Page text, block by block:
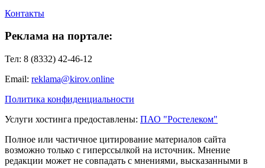
Контакты
Реклама на портале:
Тел: 8 (8332) 42-46-12
Email: reklama@kirov.online
Политика конфиденциальности
Услуги хостинга предоставлены: ПАО "Ростелеком"
Полное или частичное цитирование материалов сайта
возможно только с гиперссылкой на источник. Мнение
редакции может не совпадать с мнениями, высказанными в